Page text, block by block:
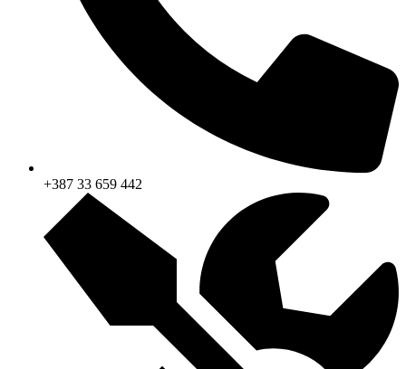
+387 33 659 442